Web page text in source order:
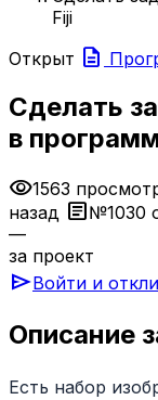
Fiji
Открыт description
Сделать
в
visibility1563
назад article№1030
—
за проект
sendВойти и
Описание
Есть набор